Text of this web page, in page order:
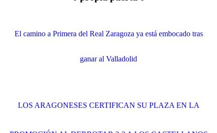
El camino a Primera del Real Zaragoza ya está embocado tras
ganar al Valladolid
LOS ARAGONESES CERTIFICAN SU PLAZA EN LA